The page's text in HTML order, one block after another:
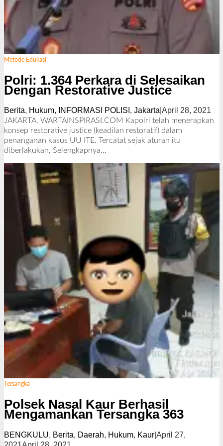
Metode Edukasi
Polri: 1.364 Perkara di Selesaikan
Dengan Restorative Justice
Berita, Hukum, INFORMASI POLISI , Jakarta April 28, 2021
l
d
k
JAKARTA, WARTAINSPIRASI.COM Kapolri telah menerapkan
konsep restorative justice (keadilan restoratif) dalam
penanganan kasus UU ITE. Tercatat sejak aturan itu
diberlakukan, Selengkapnya…
Tersangka
Polsek Nasal Kaur Berhasil
Mengamankan Tersangka 363
BENGKULU, Berita, Daerah, Hukum, Kaur| April 27,